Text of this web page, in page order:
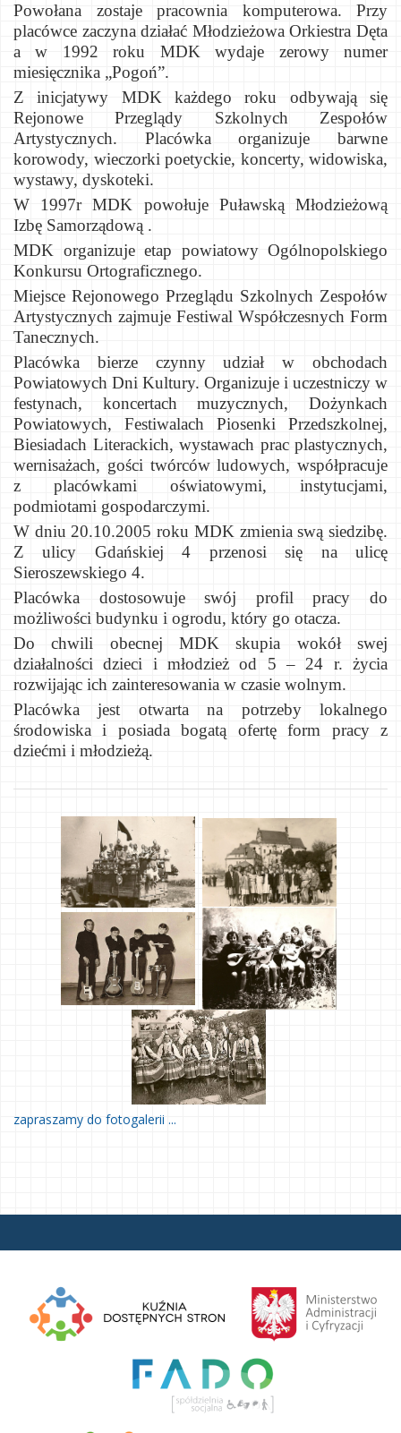
Powołana zostaje pracownia komputerowa. Przy
placówce zaczyna działać Młodzieżowa Orkiestra Dęta
a w 1992 roku MDK wydaje zerowy numer
miesięcznika „Pogoń”.
Z inicjatywy MDK każdego roku odbywają się
Rejonowe Przeglądy Szkolnych Zespołów
Artystycznych. Placówka organizuje barwne
korowody, wieczorki poetyckie, koncerty, widowiska,
wystawy, dyskoteki.
W 1997r MDK powołuje Puławską Młodzieżową
Izbę Samorządową .
MDK organizuje etap powiatowy Ogólnopolskiego
Konkursu Ortograficznego.
Miejsce Rejonowego Przeglądu Szkolnych Zespołów
Artystycznych zajmuje Festiwal Współczesnych Form
Tanecznych.
Placówka bierze czynny udział w obchodach
Powiatowych Dni Kultury. Organizuje i uczestniczy w
festynach, koncertach muzycznych, Dożynkach
Powiatowych, Festiwalach Piosenki Przedszkolnej,
Biesiadach Literackich, wystawach prac plastycznych,
wernisażach, gości twórców ludowych, współpracuje
z placówkami oświatowymi, instytucjami,
podmiotami gospodarczymi.
W dniu 20.10.2005 roku MDK zmienia swą siedzibę.
Z ulicy Gdańskiej 4 przenosi się na ulicę
Sieroszewskiego 4.
Placówka dostosowuje swój profil pracy do
możliwości budynku i ogrodu, który go otacza.
Do chwili obecnej MDK skupia wokół swej
działalności dzieci i młodzież od 5 – 24 r. życia
rozwijając ich zainteresowania w czasie wolnym.
Placówka jest otwarta na potrzeby lokalnego
środowiska i posiada bogatą ofertę form pracy z
dziećmi i młodzieżą.
zapraszamy do fotogalerii ...